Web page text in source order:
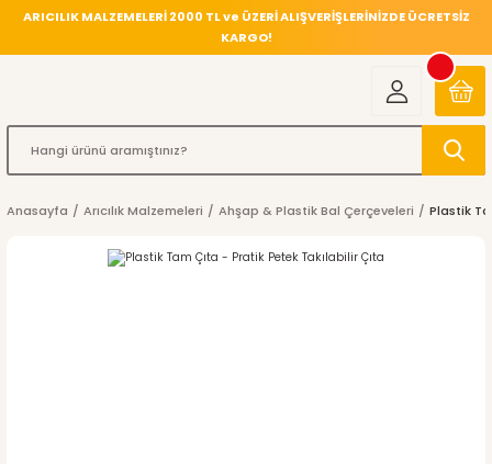
ARICILIK MALZEMELERİ 2000 TL ve ÜZERİ ALIŞVERİŞLERİNİZDE ÜCRETSİZ
KARGO!
Anasayfa Arıcılık Malzemeleri Ahşap & Plastik Bal Çerçeveleri Plastik